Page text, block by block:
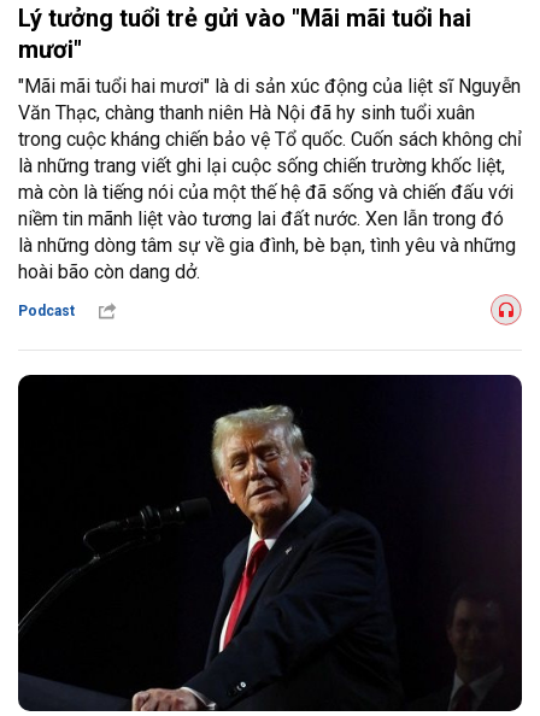
Lý tưởng tuổi trẻ gửi vào "Mãi mãi tuổi hai
mươi"
"Mãi mãi tuổi hai mươi" là di sản xúc động của liệt sĩ Nguyễn
Văn Thạc, chàng thanh niên Hà Nội đã hy sinh tuổi xuân
trong cuộc kháng chiến bảo vệ Tổ quốc. Cuốn sách không chỉ
là những trang viết ghi lại cuộc sống chiến trường khốc liệt,
mà còn là tiếng nói của một thế hệ đã sống và chiến đấu với
niềm tin mãnh liệt vào tương lai đất nước. Xen lẫn trong đó
là những dòng tâm sự về gia đình, bè bạn, tình yêu và những
hoài bão còn dang dở.
Podcast